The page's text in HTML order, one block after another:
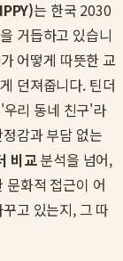
는 한국 2030
거듭하고 있습니
어떻게 따뜻한 교
던져줍니다. 틴더
리 동네 친구'라
감과 부담 없는
비교분석을 넘어,
문화적 접근이 어
고 있는지, 그 따